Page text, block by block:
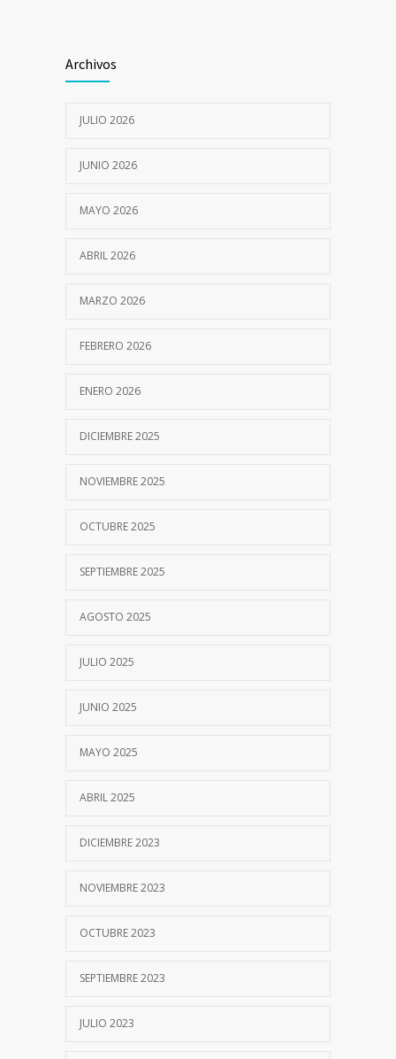
I CAMPAÑA DE SALUD INTEGRAL GRATUITA
Archivos
JULIO 2026
JUNIO 2026
MAYO 2026
ABRIL 2026
MARZO 2026
FEBRERO 2026
ENERO 2026
DICIEMBRE 2025
NOVIEMBRE 2025
OCTUBRE 2025
SEPTIEMBRE 2025
AGOSTO 2025
JULIO 2025
JUNIO 2025
MAYO 2025
ABRIL 2025
DICIEMBRE 2023
NOVIEMBRE 2023
OCTUBRE 2023
SEPTIEMBRE 2023
JULIO 2023